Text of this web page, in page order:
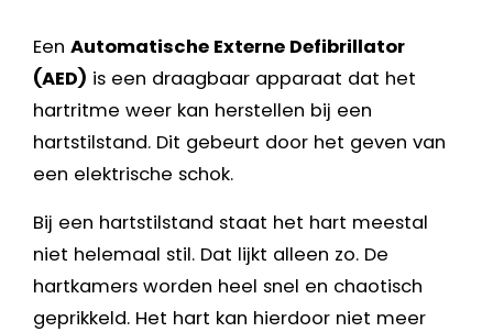
Een Automatische Externe Defibrillator
(AED) is een draagbaar apparaat dat het
hartritme weer kan herstellen bij een
hartstilstand. Dit gebeurt door het geven van
een elektrische schok.
Bij een hartstilstand staat het hart meestal
niet helemaal stil. Dat lijkt alleen zo. De
hartkamers worden heel snel en chaotisch
geprikkeld. Het hart kan hierdoor niet meer